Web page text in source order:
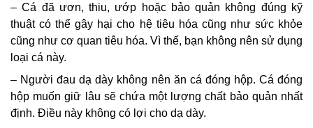
– Cá đã ươn, thiu, ướp hoặc bảo quản không đúng kỹ
thuật có thể gây hại cho hệ tiêu hóa cũng như sức khỏe
cũng như cơ quan tiêu hóa. Vì thế, bạn không nên sử dụng
loại cá này.
– Người đau dạ dày không nên ăn cá đóng hộp. Cá đóng
hộp muốn giữ lâu sẽ chứa một lượng chất bảo quản nhất
định. Điều này không có lợi cho dạ dày.